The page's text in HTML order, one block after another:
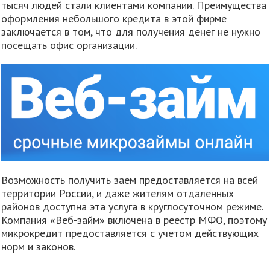
тысяч людей стали клиентами компании. Преимущества
оформления небольшого кредита в этой фирме
заключается в том, что для получения денег не нужно
посещать офис организации.
Возможность получить заем предоставляется на всей
территории России, и даже жителям отдаленных
районов доступна эта услуга в круглосуточном режиме.
Компания «Веб-займ» включена в реестр МФО, поэтому
микрокредит предоставляется с учетом действующих
норм и законов.